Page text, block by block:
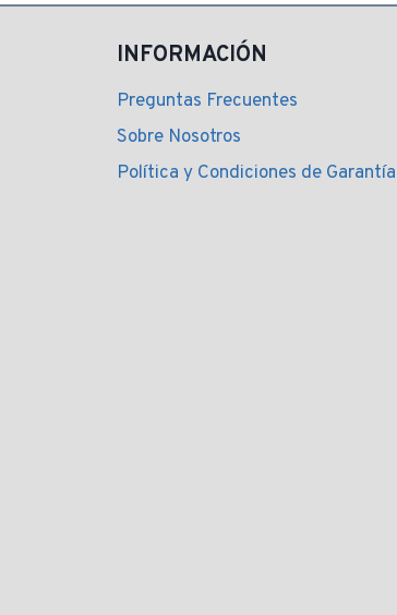
era:
INFORMACIÓN
Preguntas Frecuentes
Sobre Nosotros
Política y Condiciones de Garantía